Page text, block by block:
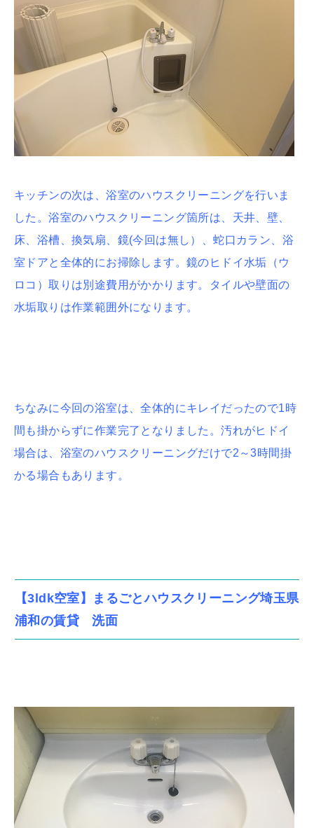
キッチンの次は、浴室のハウスクリーニングを行いま
した。浴室のハウスクリーニング箇所は、天井、壁、
床、浴槽、換気扇、鏡(今回は無し）、蛇口カラン、浴
室ドアと全体的にお掃除します。鏡のヒドイ水垢（ウ
ロコ）取りは別途費用がかかります。タイルや壁面の
水垢取りは作業範囲外になります。
ちなみに今回の浴室は、全体的にキレイだったので1時
間も掛からずに作業完了となりました。汚れがヒドイ
場合は、浴室のハウスクリーニングだけで2～3時間掛
かる場合もあります。
【3ldk空室】まるごとハウスクリーニング埼玉県
浦和の賃貸 洗面